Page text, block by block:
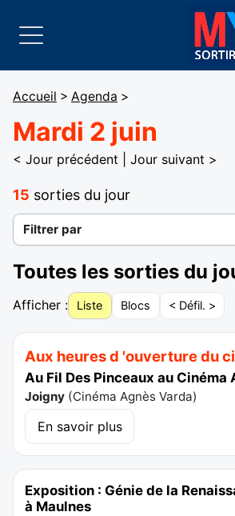
Accueil > Agenda >
Mardi 2 juin
< Jour précédent Jour suivant >
15 sorties du jour
Filtrer par
Toutes les sorties du
Afficher : Liste Blocs < Défil. >
Aux heures d 'ouverture du
Au Fil Des Pinceaux au Cinéma
Joigny (Cinéma Agnès Varda)
En savoir plus
Exposition : Génie de la
à Maulnes